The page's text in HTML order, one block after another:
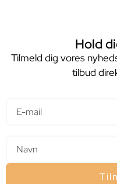
Hold
Tilmeld dig vores
tilbud